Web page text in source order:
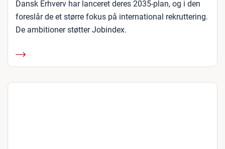
Dansk Erhverv har lanceret deres 2035-plan, og i den
foreslår de et større fokus på international rekruttering.
De ambitioner støtter Jobindex.